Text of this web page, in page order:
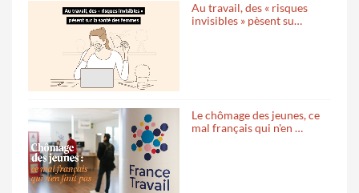
Au travail, des « risques
invisibles » pèsent su…
Le chômage des jeunes, ce
mal français qui n'en …